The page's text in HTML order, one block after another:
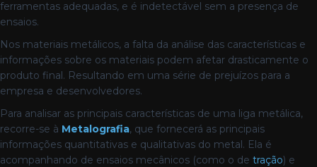
ferramentas adequadas, e é indetectável sem a presença de
ensaios.
Nos materiais metálicos, a falta da análise das características e
informações sobre os materiais podem afetar drasticamente o
produto final. Resultando em uma série de prejuízos para a
empresa e desenvolvedores.
Para analisar as principais características de uma liga metálica,
recorre-se à Metalografia, que fornecerá as principais
informações quantitativas e qualitativas do metal. Ela é
acompanhando de ensaios mecânicos (como o de tração) e